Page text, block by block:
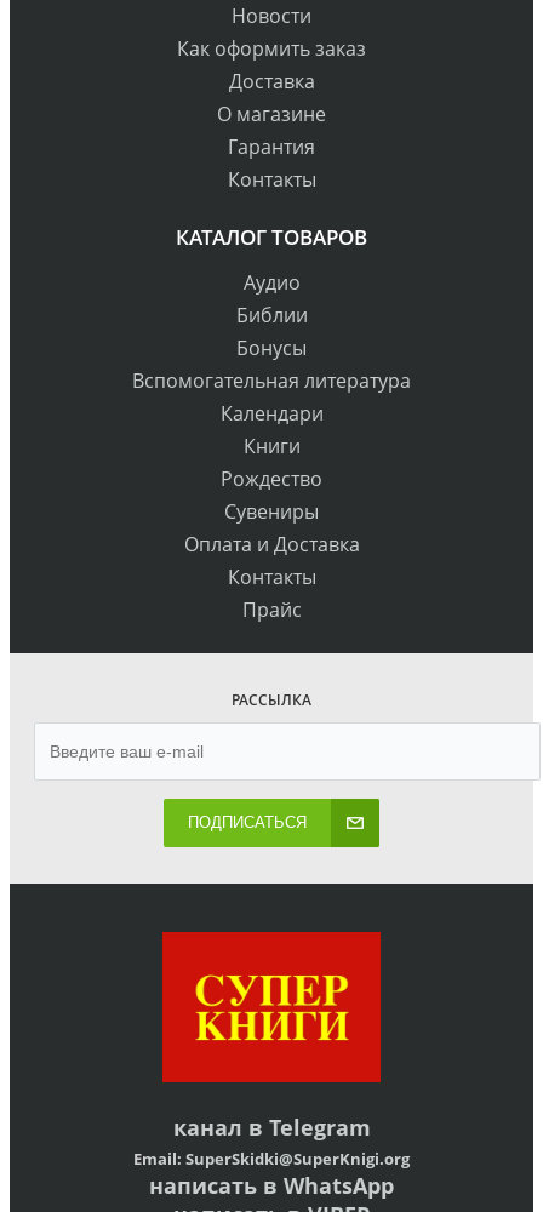
Новости
Как оформить заказ
Доставка
О магазине
Гарантия
Контакты
КАТАЛОГ ТОВАРОВ
Аудио
Библии
Бонусы
Вспомогательная литература
Календари
Книги
Рождество
Сувениры
Оплата и Доставка
Контакты
Прайс
РАССЫЛКА
ПОДПИСАТЬСЯ
канал в Telegram
Email: SuperSkidki@SuperKnigi.org
написать в WhatsApp